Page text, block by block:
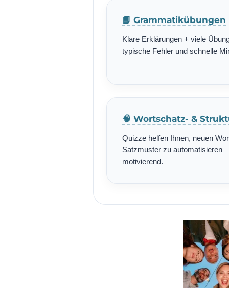
📘 Grammatikübungen
Klare Erklärungen + viele
typische Fehler und schnelle
🧠 Wortschatz- &
Quizze helfen Ihnen, neuen
Satzmuster zu automatisieren
motivierend.